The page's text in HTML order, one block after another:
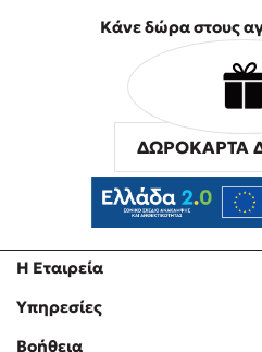
Η Εταιρεία
Υπηρεσίες
Βοήθεια
Κάνε δώρα στους
ΔΩΡΟΚΑΡΤΑ